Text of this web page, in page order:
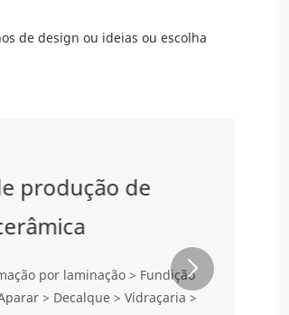
de design ou ideias ou escolha
produção de
por laminação > Fundição
> Decalque > Vidraçaria >